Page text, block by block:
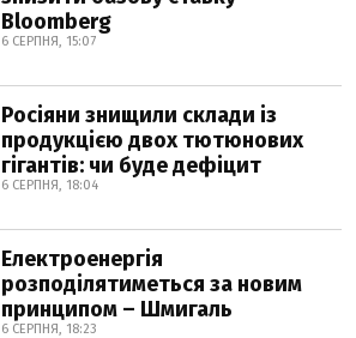
Bloomberg
6 СЕРПНЯ, 15:07
Росіяни знищили склади із
продукцією двох тютюнових
гігантів: чи буде дефіцит
6 СЕРПНЯ, 18:04
Електроенергія
розподілятиметься за новим
принципом – Шмигаль
6 СЕРПНЯ, 18:23